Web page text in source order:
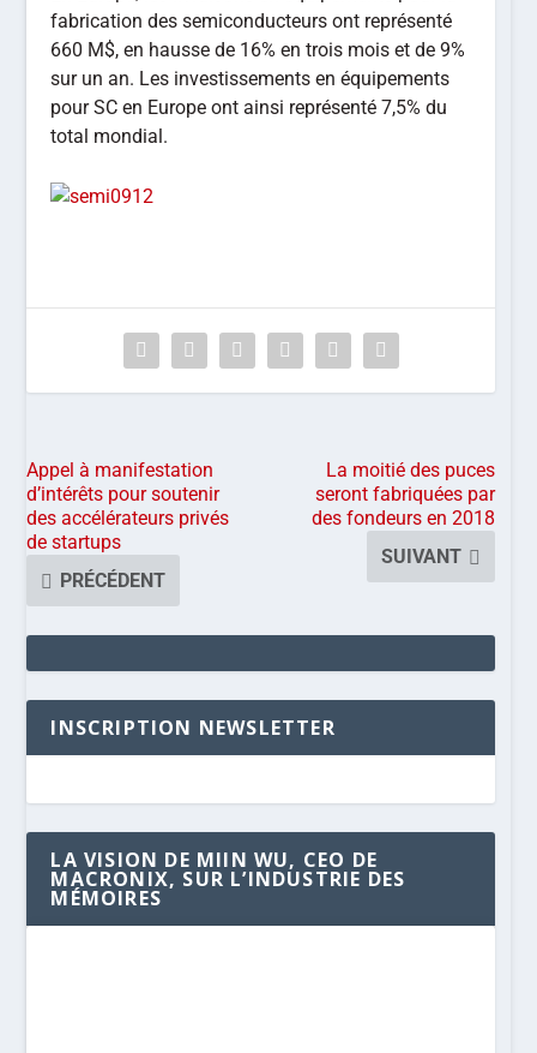
fabrication des semiconducteurs ont représenté
660 M$, en hausse de 16% en trois mois et de 9%
sur un an. Les investissements en équipements
pour SC en Europe ont ainsi représenté 7,5% du
total mondial.
Appel à manifestation
d’intérêts pour soutenir
des accélérateurs privés
de startups
PRÉCÉDENT
La moitié des puces
seront fabriquées par
des fondeurs en 2018
SUIVANT
INSCRIPTION NEWSLETTER
LA VISION DE MIIN WU, CEO DE
MACRONIX, SUR L’INDUSTRIE DES
MÉMOIRES